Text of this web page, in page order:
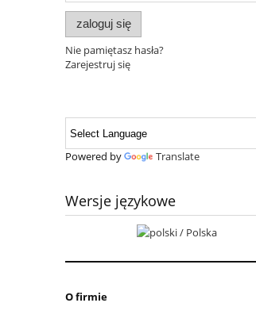
zaloguj się
Nie pamiętasz hasła?
Zarejestruj się
Powered by Translate
Wersje językowe
O firmie